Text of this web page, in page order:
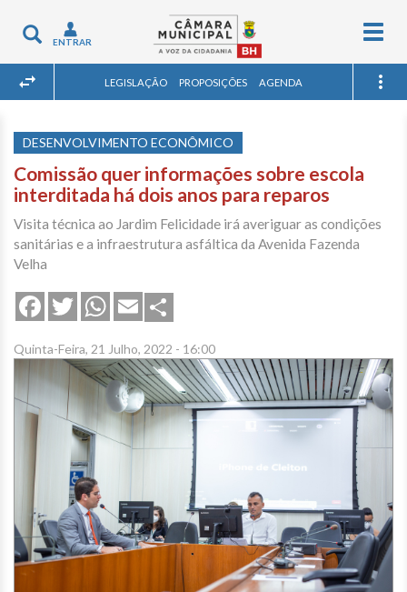
Toggle
navigation
ENTRAR
LEGISLAÇÃO PROPOSIÇÕES AGENDA
DESENVOLVIMENTO ECONÔMICO
Comissão quer informações sobre escola
interditada há dois anos para reparos
Visita técnica ao Jardim Felicidade irá averiguar as condições
sanitárias e a infraestrutura asfáltica da Avenida Fazenda
Velha
FacebookTwitterWhatsApp
Email
Quinta-Feira, 21 Julho, 2022 - 16:00